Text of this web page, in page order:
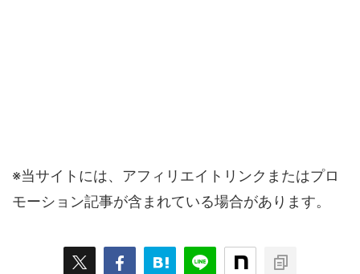
※当サイトには、アフィリエイトリンクまたはプロ
モーション記事が含まれている場合があります。